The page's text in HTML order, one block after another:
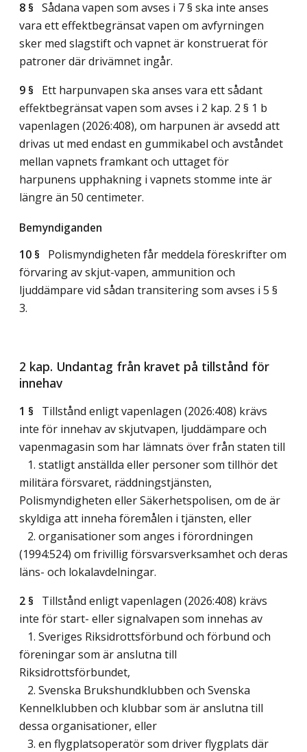
8 § Sådana vapen som avses i 7 § ska inte anses
vara ett effektbegränsat vapen om avfyrningen
sker med slagstift och vapnet är konstruerat för
patroner där drivämnet ingår.
9 § Ett harpunvapen ska anses vara ett sådant
effektbegränsat vapen som avses i 2 kap. 2 § 1 b
vapenlagen (2026:408), om harpunen är avsedd att
drivas ut med endast en gummikabel och avståndet
mellan vapnets framkant och uttaget för
harpunens upphakning i vapnets stomme inte är
längre än 50 centimeter.
Bemyndiganden
10 § Polismyndigheten får meddela föreskrifter om
förvaring av skjut-vapen, ammunition och
ljuddämpare vid sådan transitering som avses i 5 §
3.
2 kap. Undantag från kravet på tillstånd för
innehav
1 § Tillstånd enligt vapenlagen (2026:408) krävs
inte för innehav av skjutvapen, ljuddämpare och
vapenmagasin som har lämnats över från staten till
1. statligt anställda eller personer som tillhör det
militära försvaret, räddningstjänsten,
Polismyndigheten eller Säkerhetspolisen, om de är
skyldiga att inneha föremålen i tjänsten, eller
2. organisationer som anges i förordningen
(1994:524) om frivillig försvarsverksamhet och deras
läns- och lokalavdelningar.
2 § Tillstånd enligt vapenlagen (2026:408) krävs
inte för start- eller signalvapen som innehas av
1. Sveriges Riksidrottsförbund och förbund och
föreningar som är anslutna till
Riksidrottsförbundet,
2. Svenska Brukshundklubben och Svenska
Kennelklubben och klubbar som är anslutna till
dessa organisationer, eller
3. en flygplatsoperatör som driver flygplats där